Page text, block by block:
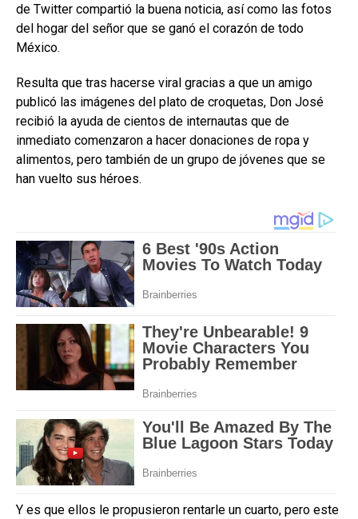
de Twitter compartió la buena noticia, así como las fotos
del hogar del señor que se ganó el corazón de todo
México.
Resulta que tras hacerse viral gracias a que un amigo
publicó las imágenes del plato de croquetas, Don José
recibió la ayuda de cientos de internautas que de
inmediato comenzaron a hacer donaciones de ropa y
alimentos, pero también de un grupo de jóvenes que se
han vuelto sus héroes.
Y es que ellos le propusieron rentarle un cuarto, pero este